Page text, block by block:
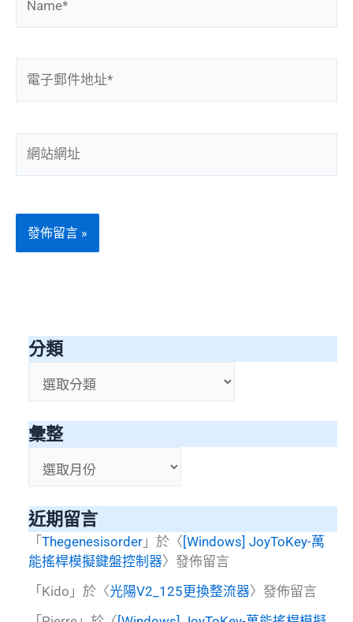
件
地
址
站
分類
類
彙整
整
近期留言
「 Thegenesisorder 」於〈 [Windows] JoyToKey-萬
能搖桿模擬鍵盤控制器〉發佈留言
「 Kido 」於〈光陽V2_125更換整流器〉發佈留言